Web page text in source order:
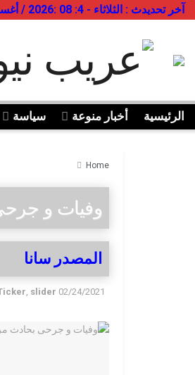
آخر تحديدث : الثلاثاء - 4: 08 :2026 / أغسطس - 2:36:49 صباحًا
الرئيسية أخبار منوعة سياسة
Home
وفيات و
المصدر سانا
02/24/2021
, slider